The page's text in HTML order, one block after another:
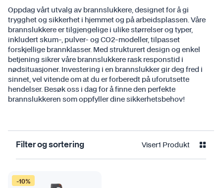
Oppdag vårt utvalg av brannslukkere, designet for å gi
trygghet og sikkerhet i hjemmet og på arbeidsplassen. Våre
brannslukkere er tilgjengelige i ulike størrelser og typer,
inkludert skum-, pulver- og CO2-modeller, tilpasset
forskjellige brannklasser. Med strukturert design og enkel
betjening sikrer våre brannslukkere rask responstid i
nødsituasjoner. Investering i en brannslukker gir deg fred i
sinnet, vel vitende om at du er forberedt på uforutsette
hendelser. Besøk oss i dag for å finne den perfekte
brannslukkeren som oppfyller dine sikkerhetsbehov!
Filter og sortering Viser1 Produkt
-10%